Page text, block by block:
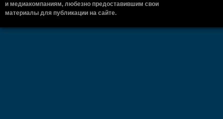
и медиакомпаниям, любезно предоставившим свои
материалы для публикации на сайте.